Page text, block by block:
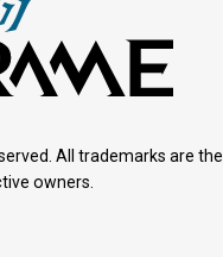
All trademarks are the
owners.